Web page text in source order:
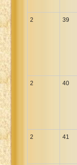
2 39
2 40
2 41